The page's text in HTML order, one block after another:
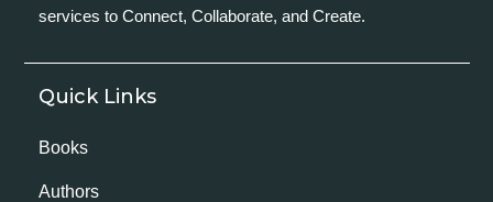
services to Connect, Collaborate, and Create.
Quick Links
Books
Authors